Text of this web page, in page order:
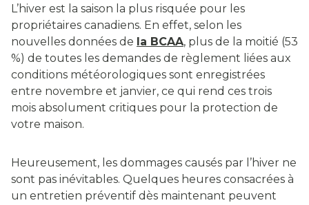
L’hiver est la saison la plus risquée pour les
propriétaires canadiens. En effet, selon les
nouvelles données de la BCAA, plus de la moitié (53
%) de toutes les demandes de règlement liées aux
conditions météorologiques sont enregistrées
entre novembre et janvier, ce qui rend ces trois
mois absolument critiques pour la protection de
votre maison.
Heureusement, les dommages causés par l’hiver ne
sont pas inévitables. Quelques heures consacrées à
un entretien préventif dès maintenant peuvent